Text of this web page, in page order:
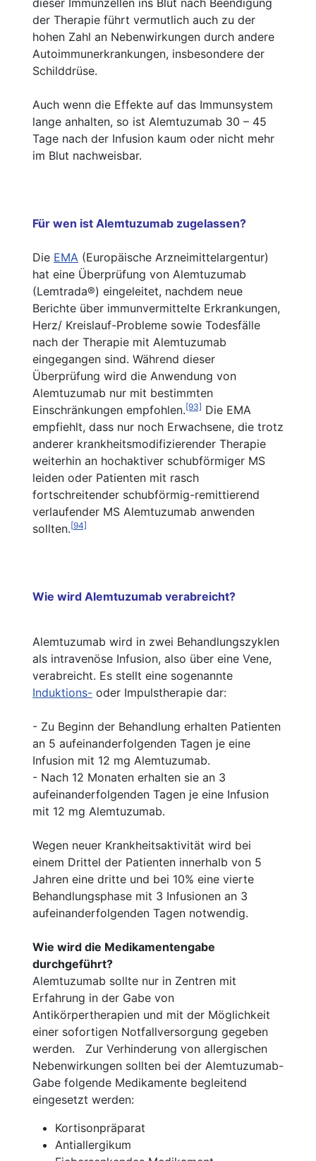
dieser Immunzellen ins Blut nach Beendigung
der Therapie führt vermutlich auch zu der
hohen Zahl an Nebenwirkungen durch andere
Autoimmunerkrankungen, insbesondere der
Schilddrüse.
Auch wenn die Effekte auf das Immunsystem
lange anhalten, so ist Alemtuzumab 30 – 45
Tage nach der Infusion kaum oder nicht mehr
im Blut nachweisbar.
Für wen ist Alemtuzumab zugelassen?
Die EMA (Europäische Arzneimittelargentur)
hat eine Überprüfung von Alemtuzumab
(Lemtrada®) eingeleitet, nachdem neue
Berichte über immunvermittelte Erkrankungen,
Herz/ Kreislauf-Probleme sowie Todesfälle
nach der Therapie mit Alemtuzumab
eingegangen sind. Während dieser
Überprüfung wird die Anwendung von
Alemtuzumab nur mit bestimmten
Einschränkungen empfohlen.[93] Die EMA
empfiehlt, dass nur noch Erwachsene, die trotz
anderer krankheitsmodifizierender Therapie
weiterhin an hochaktiver schubförmiger MS
leiden oder Patienten mit rasch
fortschreitender schubförmig-remittierend
verlaufender MS Alemtuzumab anwenden
sollten.[94]
Wie wird Alemtuzumab verabreicht?
Alemtuzumab wird in zwei Behandlungszyklen
als intravenöse Infusion, also über eine Vene,
verabreicht. Es stellt eine sogenannte
Induktions- oder Impulstherapie dar:
- Zu Beginn der Behandlung erhalten Patienten
an 5 aufeinanderfolgenden Tagen je eine
Infusion mit 12 mg Alemtuzumab.
- Nach 12 Monaten erhalten sie an 3
aufeinanderfolgenden Tagen je eine Infusion
mit 12 mg Alemtuzumab.
Wegen neuer Krankheitsaktivität wird bei
einem Drittel der Patienten innerhalb von 5
Jahren eine dritte und bei 10% eine vierte
Behandlungsphase mit 3 Infusionen an 3
aufeinanderfolgenden Tagen notwendig.
Wie wird die Medikamentengabe
durchgeführt?
Alemtuzumab sollte nur in Zentren mit
Erfahrung in der Gabe von
Antikörpertherapien und mit der Möglichkeit
einer sofortigen Notfallversorgung gegeben
werden. Zur Verhinderung von allergischen
Nebenwirkungen sollten bei der Alemtuzumab-
Gabe folgende Medikamente begleitend
eingesetzt werden:
Kortisonpräparat
Antiallergikum